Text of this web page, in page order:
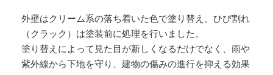
外壁はクリーム系の落ち着いた色で塗り替え、ひび割れ
（クラック）は塗装前に処理を行いました。
塗り替えによって見た目が新しくなるだけでなく、雨や
紫外線から下地を守り、建物の傷みの進行を抑える効果